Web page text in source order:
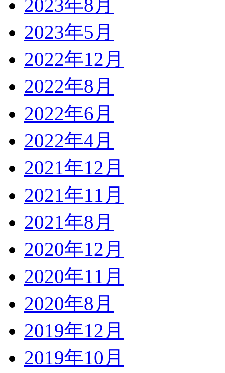
2023年8月
2023年5月
2022年12月
2022年8月
2022年6月
2022年4月
2021年12月
2021年11月
2021年8月
2020年12月
2020年11月
2020年8月
2019年12月
2019年10月